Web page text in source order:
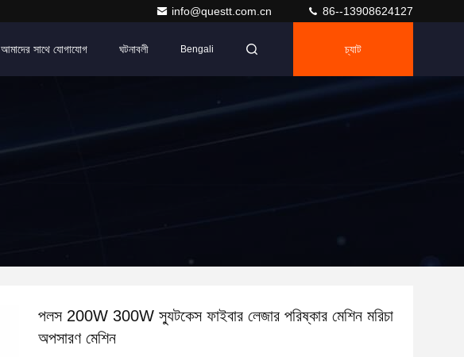
info@questt.com.cn 86--13908624127
আমাদের সাথে যোগাযোগ ঘটনাবলী Bengali চ্যাট
পলস 200W 300W স্যুটকেস ফাইবার লেজার পরিষ্কার মেশিন মরিচা
অপসারণ মেশিন